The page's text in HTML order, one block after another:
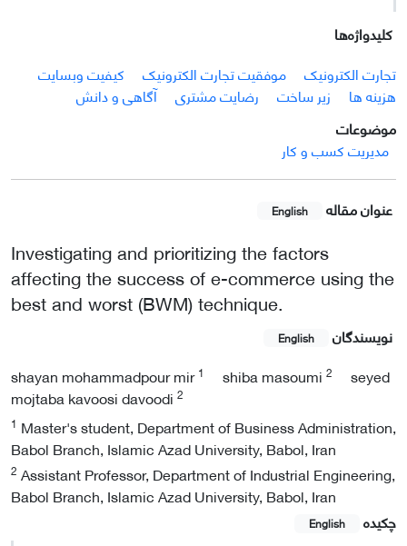
کلیدواژه‌ها
تجارت الکترونیک
موفقیت تجارت الکترونیک
کیفیت وبسایت
هزینه ها
زیر ساخت رضایت مشتری
آگاهی و دانش
موضوعات
مدیریت کسب و کار
عنوان مقاله English
Investigating and prioritizing the factors
affecting the success of e-commerce using the
best and worst (BWM) technique.
نویسندگان English
shayan mohammadpour mir1 shiba masoumi 2
seyed
mojtaba kavoosi davoodi 2
1 Master's student, Department of Business Administration,
Babol Branch, Islamic Azad University, Babol, Iran
2 Assistant Professor, Department of Industrial Engineering,
Babol Branch, Islamic Azad University, Babol, Iran
چکیده
English